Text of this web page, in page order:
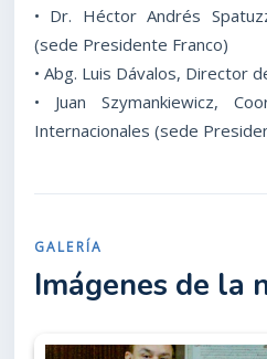
• Dr. Héctor Andrés
(sede Presidente Franco)
• Abg. Luis Dávalos, Director
• Juan Szymankiewicz,
Internacionales (sede
GALERÍA
Imágenes de la